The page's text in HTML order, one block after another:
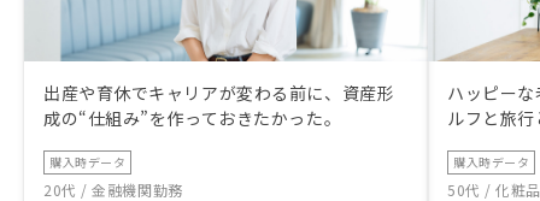
出産や育休でキャリアが変わる前に、資産形
成の“仕組み”を作っておきたかった。
購入時データ
20代 / 金融機関勤務
ハッピー
ルフと旅
購入時データ
50代 / 化粧